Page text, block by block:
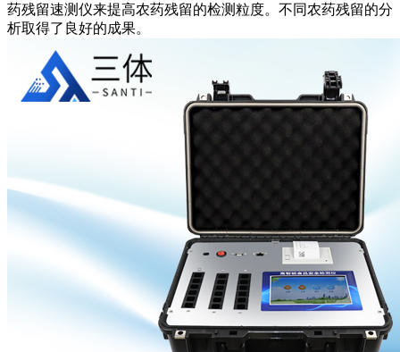
药残留速测仪来提高农药残留的检测粒度。不同农药残留的分
析取得了良好的成果。